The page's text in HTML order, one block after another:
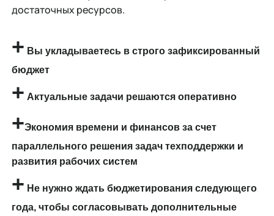
достаточных ресурсов.
+ Вы укладываетесь в строго зафиксированный
бюджет
+ Актуальные задачи решаются оперативно
+Экономия времени и финансов за счет
параллельного решения задач техподдержки и
развития рабочих систем
+ Не нужно ждать бюджетирования следующего
года, чтобы согласовывать дополнительные